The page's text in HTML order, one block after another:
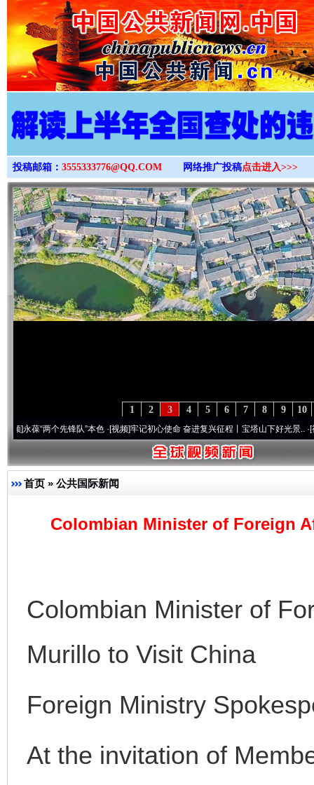
>
投稿邮箱： 3555333776@QQ.COM 网络推广投稿点击进入>>>
10
9
8
7
6
5
4
3
2
1
两个先锋队”本色·[视频]牢记初心使命 奋进复兴征程丨宝塔山下好光景..·[视频]因党
首页 » 公共国际新闻
Colombian Minister of Foreign
Colombian Minister of
Murillo to Visit China
Foreign Ministry
At the invitation of